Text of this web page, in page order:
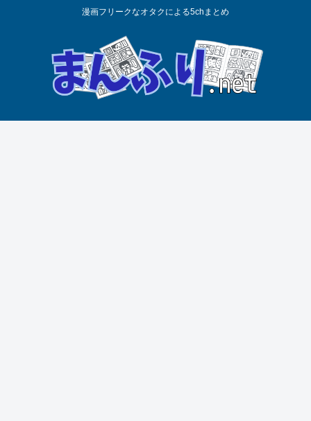
漫画フリークなオタクによる5chまとめ